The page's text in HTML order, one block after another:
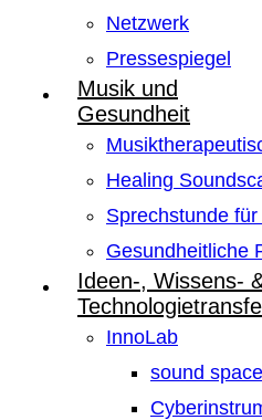
Netzwerk
Pressespiegel
Musik und
Gesundheit
Healing
Sprechstunde
Gesundheitliche
Ideen-, Wissens-
InnoLab
sound